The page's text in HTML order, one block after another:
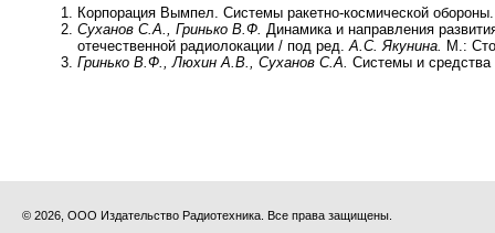
Корпорация Вымпел. Системы ракетно-космической
Суханов С.А., Гринько В.Ф. Динамика и направления
отечественной радиолокации / под ред. А.С. Якунина. М.:
Гринько В.Ф., Люхин А.В., Суханов С.А. Системы и
© 2026, ООО Издательство Радиотехника. Все права защищены.